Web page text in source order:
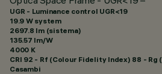
UGR - Luminance control UGR<19
19.9 W system
2697.8 lm (sistema)
135.57 lm/W
4000 K
CRI 92 - Rf (Colour Fidelity Index) 88 - Rg
Casambi